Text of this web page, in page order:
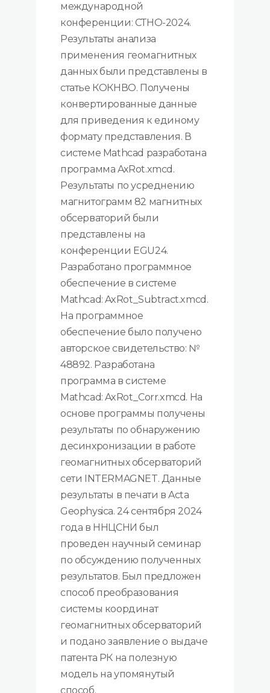
международной
конференции: СТНО-2024.
Результаты анализа
применения геомагнитных
данных были представлены в
статье КОКНВО. Получены
конвертированные данные
для приведения к единому
формату представления. В
системе Mathcad разработана
программа AxRot.xmcd.
Результаты по усреднению
магнитограмм 82 магнитных
обсерваторий были
представлены на
конференции EGU24.
Разработано программное
обеспечение в системе
Mathcad: AxRot_Subtract.xmcd.
На программное
обеспечение было получено
авторское свидетельство: №
48892. Разработана
программа в системе
Mathcad: AxRot_Corr.xmcd. На
основе программы получены
результаты по обнаружению
десинхронизации в работе
геомагнитных обсерваторий
сети INTERMAGNET. Данные
результаты в печати в Acta
Geophysica. 24 сентября 2024
года в ННЦСНИ был
проведен научный семинар
по обсуждению полученных
результатов. Был предложен
способ преобразования
системы координат
геомагнитных обсерваторий
и подано заявление о выдаче
патента РК на полезную
модель на упомянутый
способ.